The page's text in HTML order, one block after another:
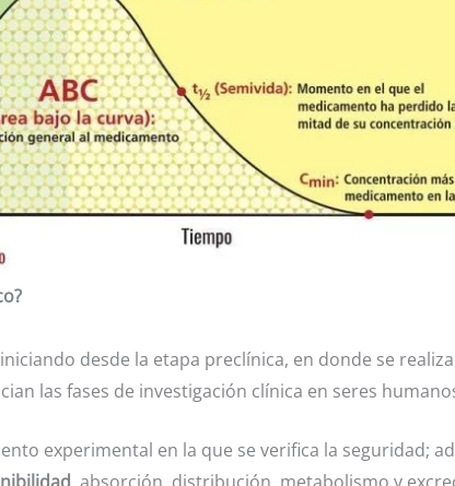
desde la etapa preclínica, en donde se
las fases de investigación clínica en seres
experimental en la que se verifica la seguridad;